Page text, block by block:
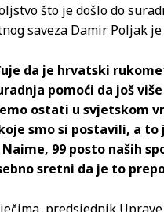
što je došlo do
saveza Damir Poljak je
da je hrvatski
pomoći da još
ostati u svjetskom
smo si postavili, a
99 posto naših
sretni da je to